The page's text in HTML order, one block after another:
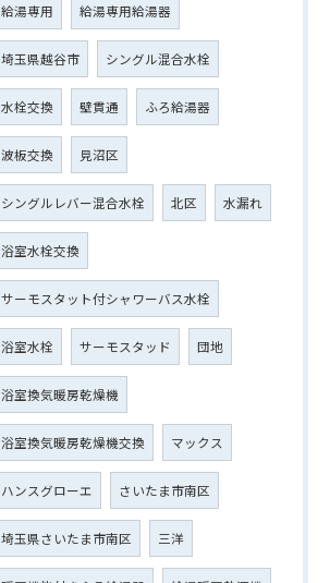
給湯専用 給湯専用給湯器
埼玉県越谷市 シングル混合水栓
水栓交換 壁貫通 ふろ給湯器
波板交換 見沼区
シングルレバー混合水栓 北区 水漏れ
浴室水栓交換
サーモスタット付シャワーバス水栓
浴室水栓 サーモスタッド 団地
浴室換気暖房乾燥機
浴室換気暖房乾燥機交換 マックス
ハンスグローエ さいたま市南区
埼玉県さいたま市南区 三洋